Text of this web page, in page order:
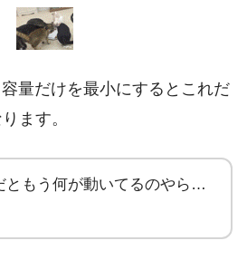
量だけを最小にするとこれだ
ます。
ともう何が動いてるのやら…